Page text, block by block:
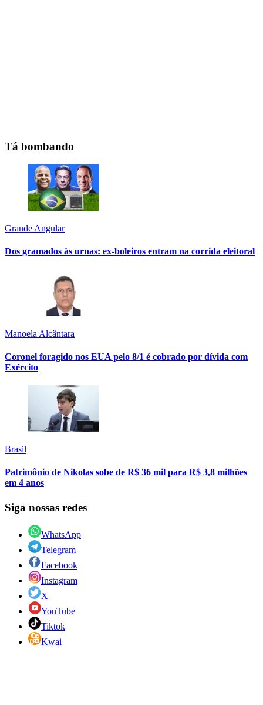
Tá bombando
Grande Angular
Dos gramados às urnas: ex-boleiros entram na corrida eleitoral
Manoela Alcântara
Coronel foragido nos EUA pelo 8/1 é cobrado por dívida com
Exército
Brasil
Patrimônio de Nikolas sobe de R$ 36 mil para R$ 3,8 milhões
em 4 anos
Siga nossas redes
WhatsApp
Telegram
Facebook
Instagram
X
YouTube
Tiktok
Kwai